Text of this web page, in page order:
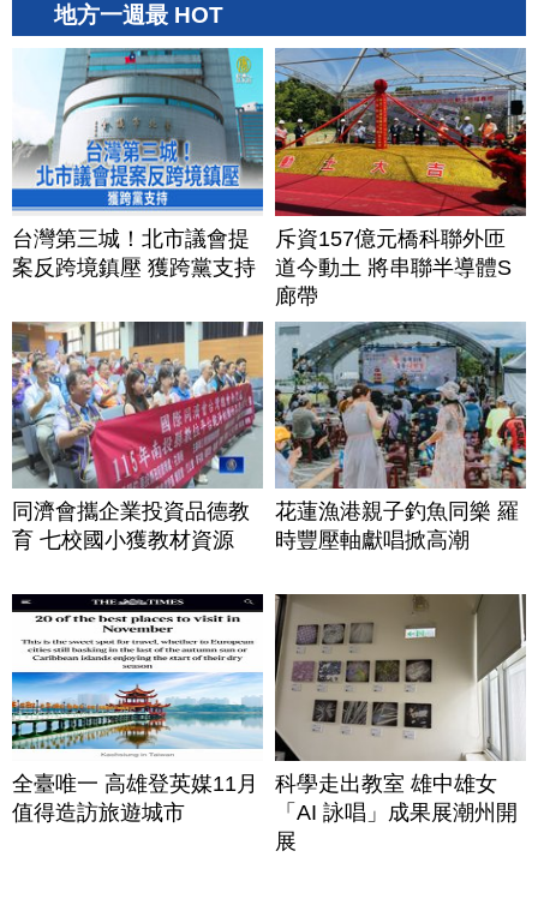
地方一週最 HOT
台灣第三城！北市議會提
案反跨境鎮壓 獲跨黨支持
斥資157億元橋科聯外匝
道今動土 將串聯半導體S
廊帶
同濟會攜企業投資品德教
育 七校國小獲教材資源
花蓮漁港親子釣魚同樂 羅
時豐壓軸獻唱掀高潮
全臺唯一 高雄登英媒11月
值得造訪旅遊城市
科學走出教室 雄中雄女
「AI 詠唱」成果展潮州開
展